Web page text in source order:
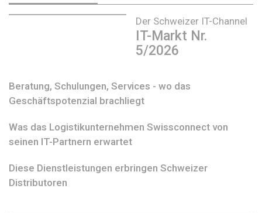
Der Schweizer IT-Channel
IT-Markt Nr.
5/2026
Beratung, Schulungen, Services - wo das
Geschäftspotenzial brachliegt
Was das Logistikunternehmen Swissconnect von
seinen IT-Partnern erwartet
Diese Dienstleistungen erbringen Schweizer
Distributoren